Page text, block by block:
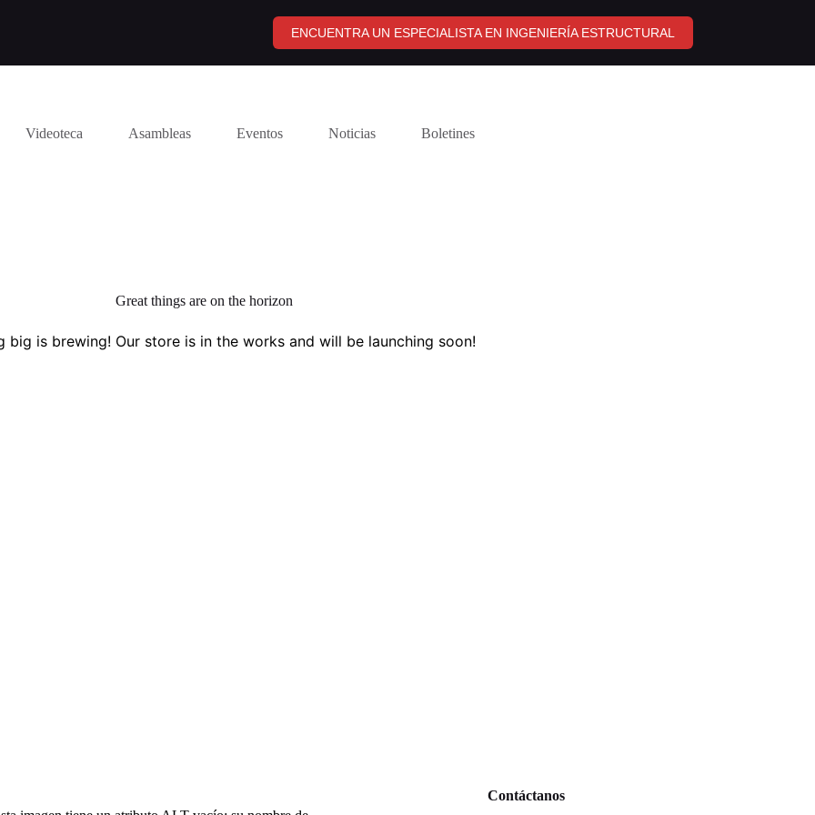
ENCUENTRA UN ESPECIALISTA EN INGENIERÍA ESTRUCTURAL
Videoteca Asambleas Eventos Noticias Boletines
Great things are on the horizon
big is brewing! Our store is in the works and will be launching soon!
Contáctanos